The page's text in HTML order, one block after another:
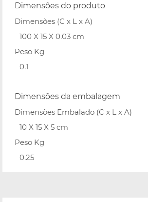
Dimensões do produto
Dimensões (C x L x A)
100 X 15 X 0.03 cm
Peso Kg
0.1
Dimensões da embalagem
Dimensões Embalado (C x L x A)
10 X 15 X 5 cm
Peso Kg
0.25